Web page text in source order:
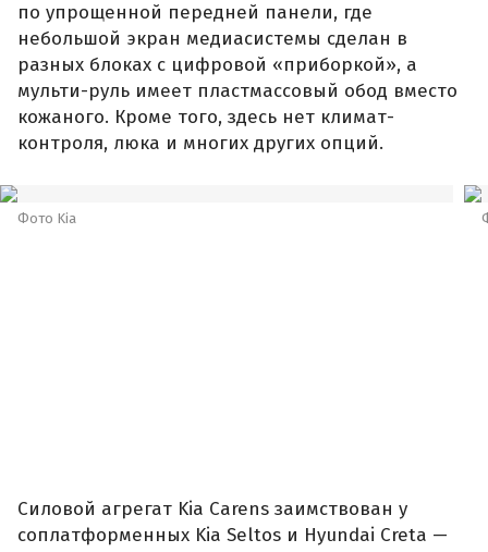
по упрощенной передней панели, где
небольшой экран медиасистемы сделан в
разных блоках с цифровой «приборкой», а
мульти-руль имеет пластмассовый обод вместо
кожаного. Кроме того, здесь нет климат-
контроля, люка и многих других опций.
Фото Kia
Силовой агрегат Kia Carens заимствован у
соплатформенных Kia Seltos и Hyundai Creta —